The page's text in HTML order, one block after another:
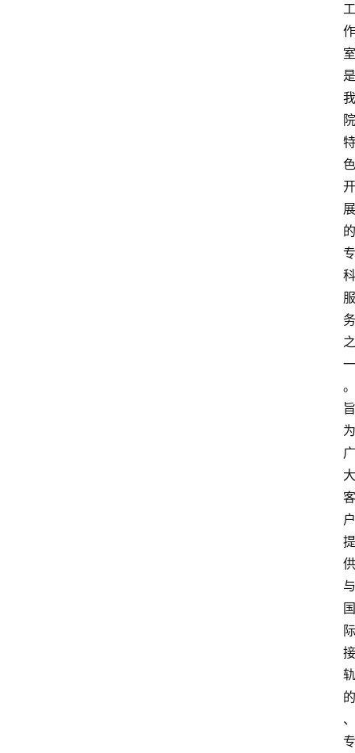
工
作
室
是
我
院
特
色
开
展
的
专
科
服
务
之
一
。
旨
为
广
大
客
户
提
供
与
国
际
接
轨
的
、
专